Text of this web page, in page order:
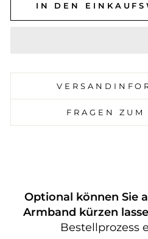
IN DEN
FRAGEN ZUM
Optional können Sie
Armband kürzen
Bestellprozess